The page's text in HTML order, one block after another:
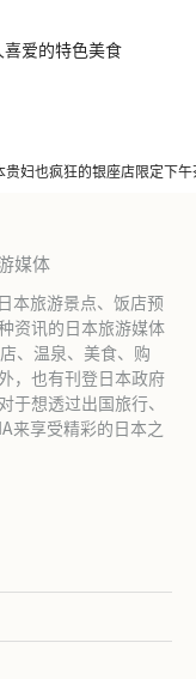
妇也疯狂的银座店限定下
爱的特色美食
媒体
本旅游景点、饭店预
资讯的日本旅游媒体
、温泉、美食、购
，也有刊登日本政府
想透过出国旅行、
来享受精彩的日本之